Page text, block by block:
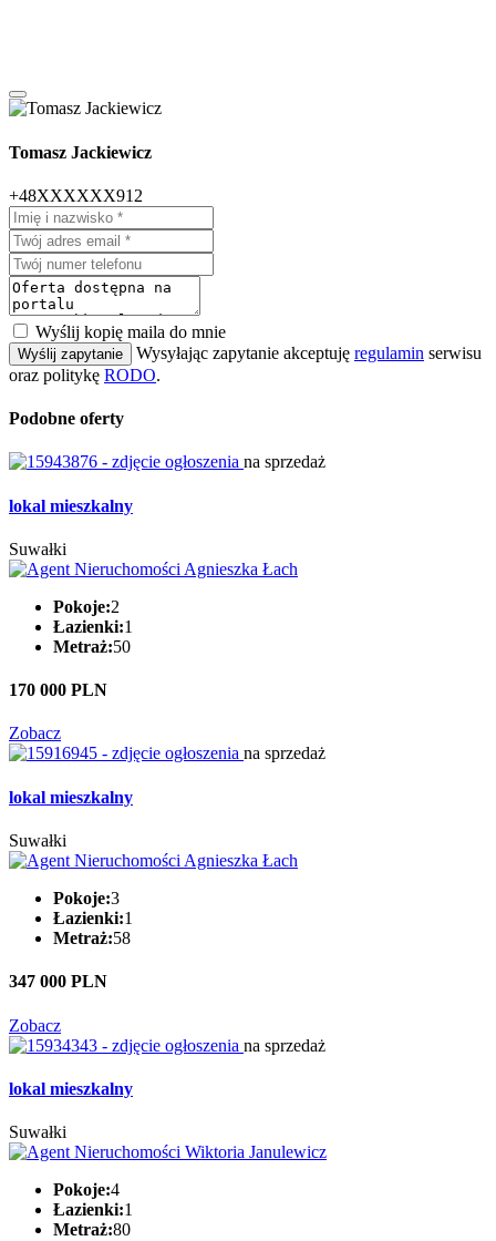
Tomasz Jackiewicz
+48XXXXXX912
Wyślij kopię maila do mnie
Wyślij zapytanie Wysyłając zapytanie akceptuję regulamin serwisu
oraz politykę RODO.
Podobne oferty
na sprzedaż
lokal mieszkalny
Suwałki
Pokoje:2
Łazienki:1
Metraż:50
170 000 PLN
Zobacz
na sprzedaż
lokal mieszkalny
Suwałki
Pokoje:3
Łazienki:1
Metraż:58
347 000 PLN
Zobacz
na sprzedaż
lokal mieszkalny
Suwałki
Pokoje:4
Łazienki:1
Metraż:80